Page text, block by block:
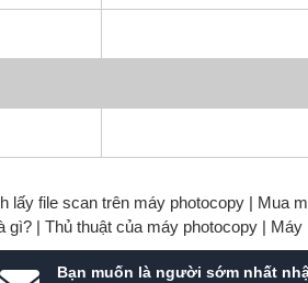
lấy file scan trên máy photocopy | Mua
gì? | Thủ thuật của máy photocopy | Máy
Bạn muốn là người sớm nhất